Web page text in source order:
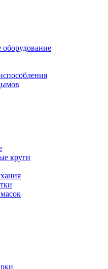
круги